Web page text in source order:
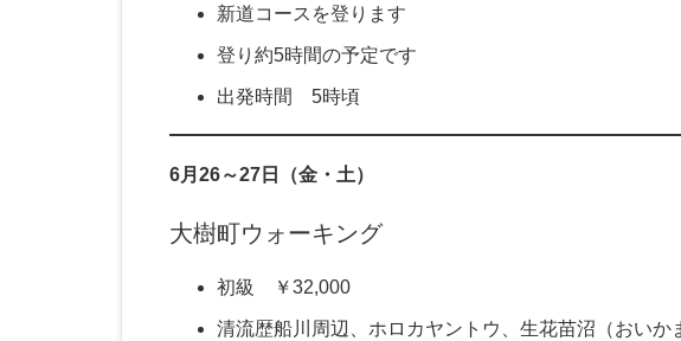
新道コースを登ります
登り約5時間の予定です
出発時間 5時頃
6月26～27日（金・土）
大樹町ウォーキング
初級 ￥32,000
清流歴船川周辺、ホロカヤントウ、生花苗沼（おいか